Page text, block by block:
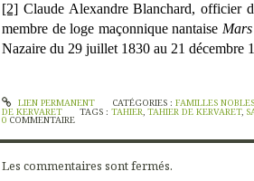
[2] Claude Alexandre Blanchard, officier
membre de loge maçonnique nantaise Mars
Nazaire du 29 juillet 1830 au 21 décembre
LIEN PERMANENT CATÉGORIES : FAMILLES
DE KERVARET TAGS :TAHIER,TAHIER DE KERVARET,
0 COMMENTAIRE
Les commentaires sont fermés.